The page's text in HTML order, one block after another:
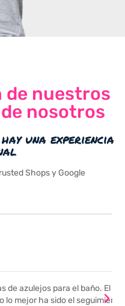
de nuestros
nosotros
una experiencia
Shops y Google
para el baño. El
ha sido el seguimiento